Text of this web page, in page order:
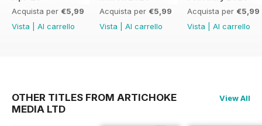
Acquista per €5,99
Vista
Al carrello
Acquista per €5,99
Vista
Al carrello
Acquista per €5,99
Vista
Al carrello
OTHER TITLES FROM ARTICHOKE
MEDIA LTD
View All